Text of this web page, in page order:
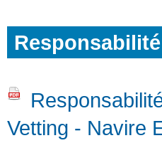
Vetting - Navire